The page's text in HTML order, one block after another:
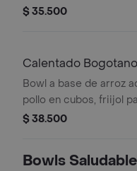
papa y un toque de
$ 35.500
Calentado Bogotano
Bowl a base de arroz
pollo en cubos, friijol
guacamole, papa y
$ 38.500
Bowls